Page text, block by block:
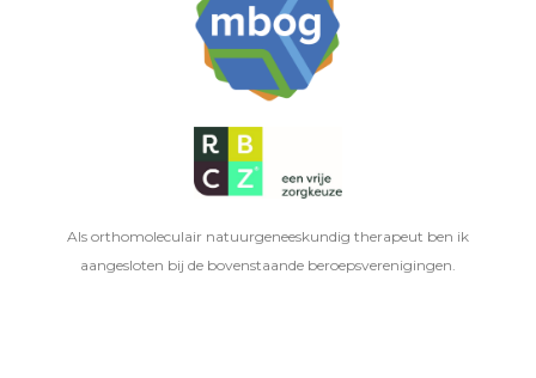
Als orthomoleculair natuurgeneeskundig therapeut ben ik
aangesloten bij de bovenstaande beroepsverenigingen.